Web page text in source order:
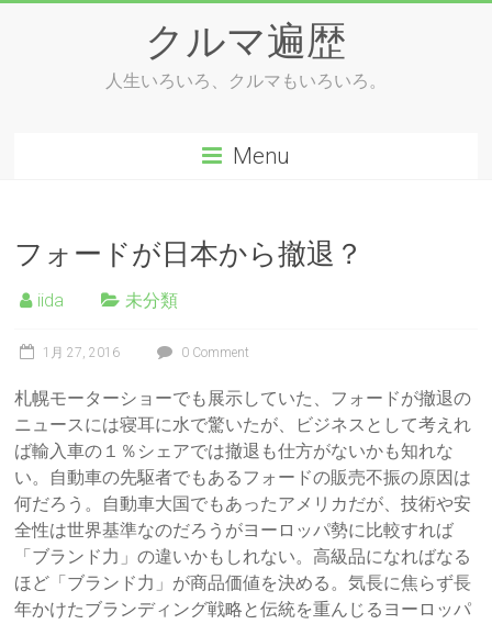
クルマ遍歴
人生いろいろ、クルマもいろいろ。
Menu
フォードが日本から撤退？
iida 未分類
1月 27, 2016 0 Comment
札幌モーターショーでも展示していた、フォードが撤退の
ニュースには寝耳に水で驚いたが、ビジネスとして考えれ
ば輸入車の１％シェアでは撤退も仕方がないかも知れな
い。自動車の先駆者でもあるフォードの販売不振の原因は
何だろう。自動車大国でもあったアメリカだが、技術や安
全性は世界基準なのだろうがヨーロッパ勢に比較すれば
「ブランド力」の違いかもしれない。高級品になればなる
ほど「ブランド力」が商品価値を決める。気長に焦らず長
年かけたブランディング戦略と伝統を重んじるヨーロッパ